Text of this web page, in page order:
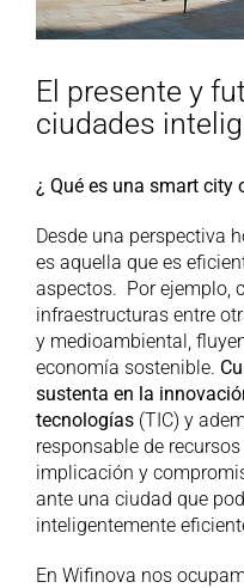
El presente y
ciudades
¿ Qué es una smart city
Desde una perspectiva
es aquella que es
aspectos. Por ejemplo,
infraestructuras entre
y medioambiental,
economía sostenible.
sustenta en la
tecnologías (TIC) y
responsable de
implicación y
ante una ciudad que
inteligentemente
En Wifinova nos